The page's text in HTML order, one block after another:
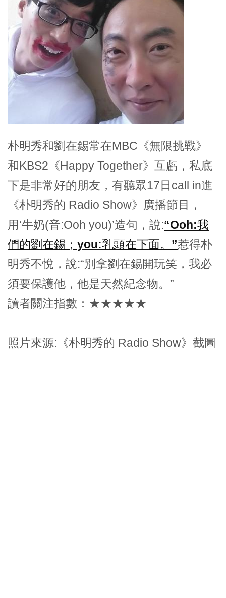
朴明秀和劉在錫常在MBC《無限挑戰》
和KBS2《Happy Together》互虧，私底
下是非常好的朋友，有聽眾17日call in進
《朴明秀的 Radio Show》廣播節目，
用‘牛奶(音:Ooh you)’造句，說:“Ooh:我
們的劉在錫；you:乳頭在下面。”惹得朴
明秀不悅，說:“別拿劉在錫開玩笑，我必
須要保護他，他是天然紀念物。”
讀者關注指數：★★★★★
照片來源:《朴明秀的 Radio Show》截圖